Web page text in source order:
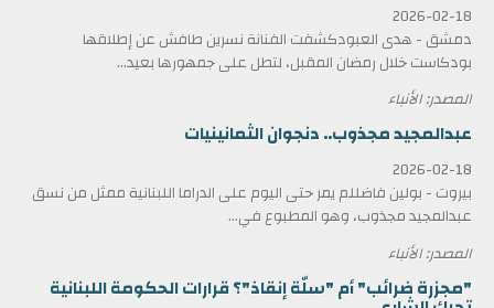
2026-02-18
دمشق - هدى العبودكشفت الفنانة نسرين طافش عن إطلاقها
بودكاست خلال رمضان المقبل، لتطل على جمهورها بعيد...
المصدر: الأنباء
عبدالمجيد مجذوب.. دنجوان الثمانينيات
2026-02-18
بيروت - بولين فاضللم يمر حتى اليوم على الدراما اللبنانية ممثل من نسق
عبدالمجيد مجذوب، وهو المطبوع في...
المصدر: الأنباء
"مجزرة ضرائب" أم "سلّة إنقاذ"؟ قرارات الحكومة اللبنانية